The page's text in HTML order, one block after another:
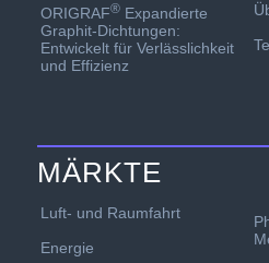
ORIGRAF®Expandierte
Graphit-Dichtungen:
Entwickelt für Verlässlichkeit
und Effizienz
MÄRKTE
Luft- und Raumfahrt
Energie